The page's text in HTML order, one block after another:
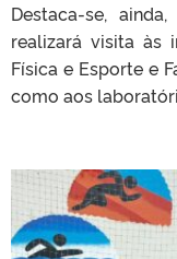
Destaca-se,
realizará visita às
Física e Esporte e
como aos